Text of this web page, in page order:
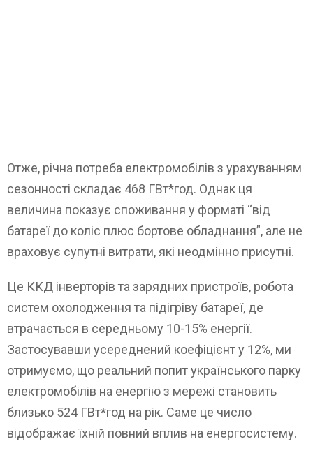
Отже, річна потреба електромобілів з урахуванням
сезонності складає 468 ГВт*год. Однак ця
величина показує споживання у форматі “від
батареї до коліс плюс бортове обладнання”, але не
враховує супутні витрати, які неодмінно присутні.
Це ККД інверторів та зарядних пристроїв, робота
систем охолодження та підігріву батареї, де
втрачається в середньому 10-15% енергії.
Застосувавши усереднений коефіцієнт у 12%, ми
отримуємо, що реальний попит українського парку
електромобілів на енергію з мережі становить
близько 524 ГВт*год на рік. Саме це число
відображає їхній повний вплив на енергосистему.